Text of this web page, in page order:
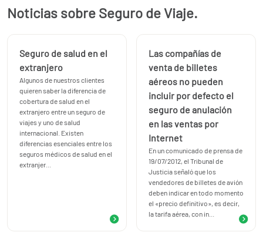
Robo y daños materiales al equipaje 1.200 €
pérdida de servicios
Demora del viaje en la salida del medio de transporte
300 € (50 € cada 6
horas)
Extensión de viaje obligada
Hasta 300 € (50 € por día)
Demora en la llegada del medio de transporte Hasta 300 €
(50 € cada 6
horas)
Cambio de servicios inicialmente contratados
Salida de un vuelo no previsto
Hasta 180 € (30 € cada 6
Salida de un transporte alternativono previsto Hasta 180 €
Cambio de hoteles/apartamentos
Hasta 180 € (30 € por día)
Noticias sobre Seguro de Viaje.
Seguro de salud en el
extranjero
Algunos de nuestros clientes
quieren saber la diferencia de
cobertura de salud en el
extranjero entre un seguro de
viajes y uno de salud
internacional. Existen
diferencias esenciales entre los
seguros médicos de salud en el
extranjer...
Las compañías de
venta de billetes
aéreos no pueden
incluir por defecto el
seguro de anulación
en las ventas por
Internet
En un comunicado de prensa de
19/07/2012, el Tribunal de
Justicia señaló que los
vendedores de billetes de avión
deben indicar en todo momento
el «precio definitivo», es decir,
la tarifa aérea, con in...